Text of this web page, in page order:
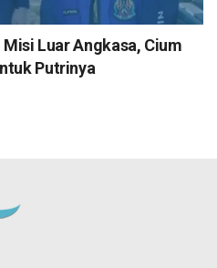
Luar Angkasa, Cium
Putrinya